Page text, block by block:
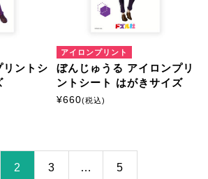
リントシ
アイロンプリント
ぼんじゅうる アイロンプリ
ントシート はがきサイズ
¥660(税込)
2 3 … 5